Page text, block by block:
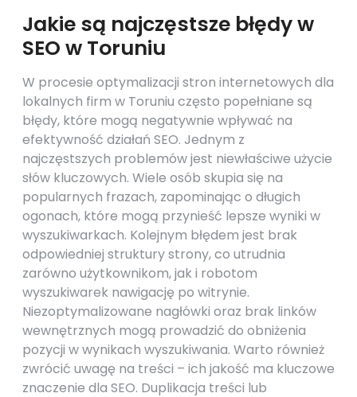
Jakie są najczęstsze błędy w
SEO w Toruniu
W procesie optymalizacji stron internetowych dla
lokalnych firm w Toruniu często popełniane są
błędy, które mogą negatywnie wpływać na
efektywność działań SEO. Jednym z
najczęstszych problemów jest niewłaściwe użycie
słów kluczowych. Wiele osób skupia się na
popularnych frazach, zapominając o długich
ogonach, które mogą przynieść lepsze wyniki w
wyszukiwarkach. Kolejnym błędem jest brak
odpowiedniej struktury strony, co utrudnia
zarówno użytkownikom, jak i robotom
wyszukiwarek nawigację po witrynie.
Niezoptymalizowane nagłówki oraz brak linków
wewnętrznych mogą prowadzić do obniżenia
pozycji w wynikach wyszukiwania. Warto również
zwrócić uwagę na treści – ich jakość ma kluczowe
znaczenie dla SEO. Duplikacja treści lub